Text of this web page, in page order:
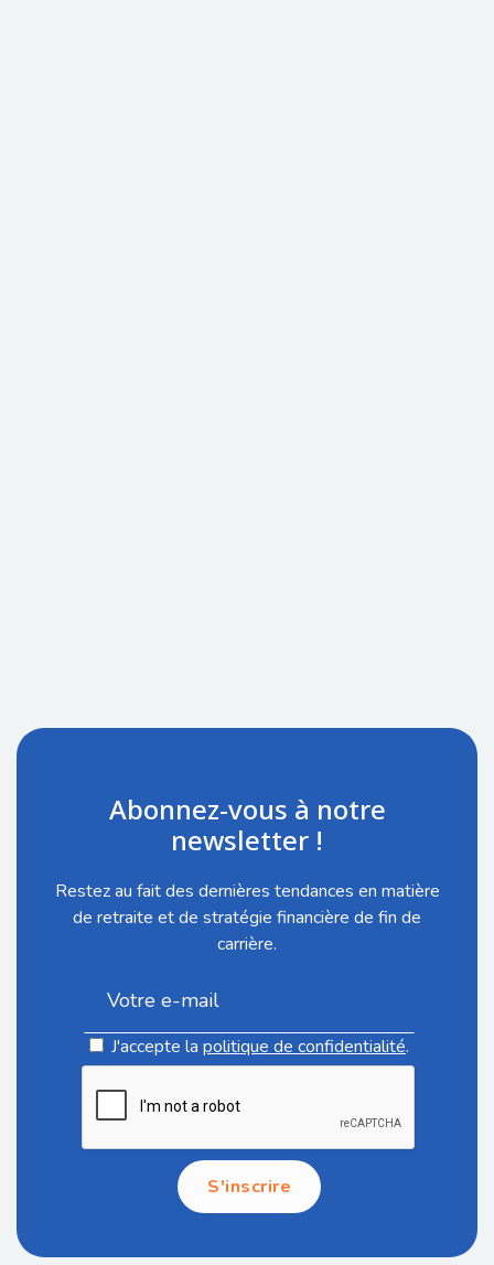
Abonnez-vous à notre
newsletter !
Restez au fait des dernières tendances en matière
de retraite et de stratégie financière de fin de
carrière.
J'accepte la politique de confidentialité.